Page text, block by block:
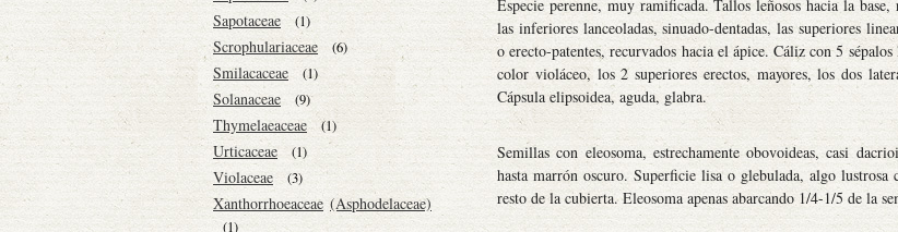
Sapotaceae (1)
Scrophulariaceae (6)
Smilacaceae (1)
Solanaceae (9)
Thymelaeaceae (1)
Urticaceae (1)
Violaceae (3)
Xanthorrhoeaceae (Asphodelaceae)
(1)
Especie perenne, muy ramificada. Tallos leñosos hacia la
las inferiores lanceoladas, sinuado-dentadas, las superiores
o erecto-patentes, recurvados hacia el ápice. Cáliz con 5
color violáceo, los 2 superiores erectos, mayores, los dos
Cápsula elipsoidea, aguda, glabra.
Semillas con eleosoma, estrechamente obovoideas, casi
hasta marrón oscuro. Superficie lisa o glebulada, algo
resto de la cubierta. Eleosoma apenas abarcando 1/4-1/5 de la